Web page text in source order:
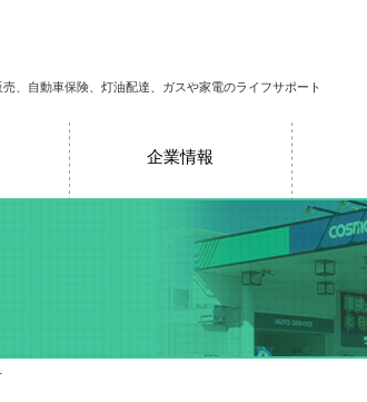
、自動車保険、灯油配達、ガスや家電のライフサポート
企業情報